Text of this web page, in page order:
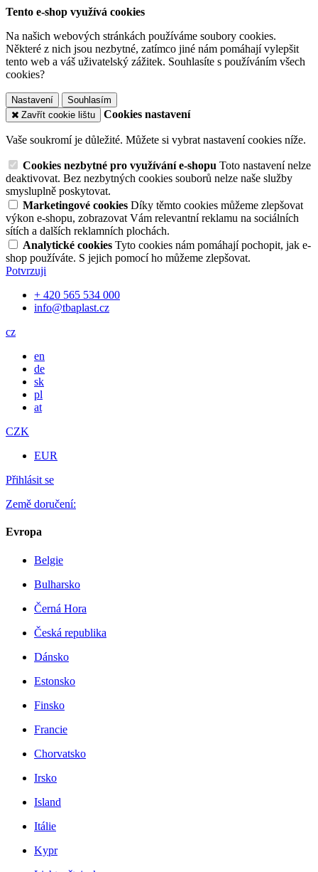
Tento e-shop využívá cookies
Na našich webových stránkách používáme soubory cookies.
Některé z nich jsou nezbytné, zatímco jiné nám pomáhají vylepšit
tento web a váš uživatelský zážitek. Souhlasíte s používáním všech
cookies?
Nastavení
Souhlasím
Zavřít cookie lištu
Cookies nastavení
Vaše soukromí je důležité. Můžete si vybrat nastavení cookies níže.
Cookies nezbytné pro využívání e-shopu Toto nastavení nelze
deaktivovat. Bez nezbytných cookies souborů nelze naše služby
smysluplně poskytovat.
Marketingové cookies Díky těmto cookies můžeme zlepšovat
výkon e-shopu, zobrazovat Vám relevantní reklamu na sociálních
sítích a dalších reklamních plochách.
Analytické cookies Tyto cookies nám pomáhají pochopit, jak e-
shop používáte. S jejich pomocí ho můžeme zlepšovat.
Potvrzuji
+ 420 565 534 000
info@tbaplast.cz
cz
en
de
sk
pl
at
CZK
EUR
Přihlásit se
Země doručení:
Evropa
Belgie
Bulharsko
Černá Hora
Česká republika
Dánsko
Estonsko
Finsko
Francie
Chorvatsko
Irsko
Island
Itálie
Kypr